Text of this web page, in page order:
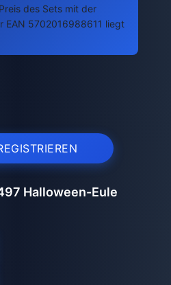
des Sets mit der
EAN 5702016988611 liegt
Halloween-Eule